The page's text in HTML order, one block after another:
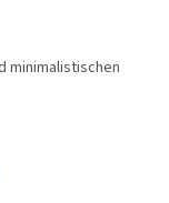
minimalistischen